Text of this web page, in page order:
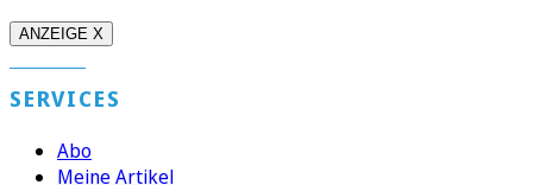
ANZEIGE X
SERVICES
Abo
Meine Artikel